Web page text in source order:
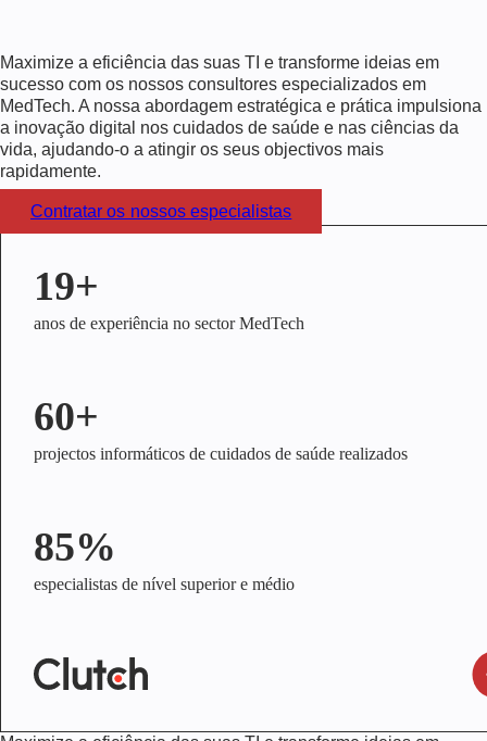
Maximize a eficiência das suas TI e transforme ideias em
sucesso com os nossos consultores especializados em
MedTech. A nossa abordagem estratégica e prática impulsiona
a inovação digital nos cuidados de saúde e nas ciências da
vida, ajudando-o a atingir os seus objectivos mais
rapidamente.
Contratar os nossos especialistas
19+
anos de experiência no sector MedTech
60+
projectos informáticos de cuidados de saúde realizados
85%
especialistas de nível superior e médio